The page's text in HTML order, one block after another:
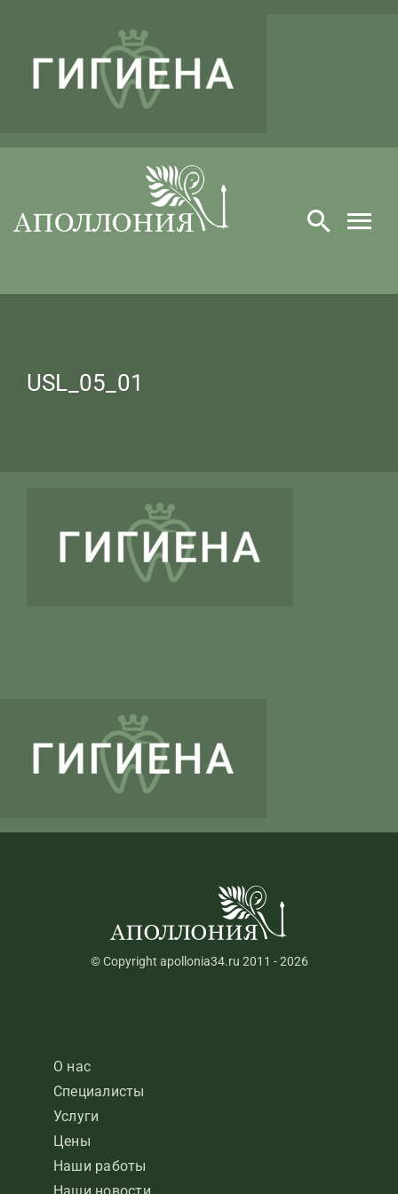
USL_05_01
© Copyright apollonia34.ru 2011 - 2026
О нас
Специалисты
Услуги
Цены
Наши работы
Наши новости